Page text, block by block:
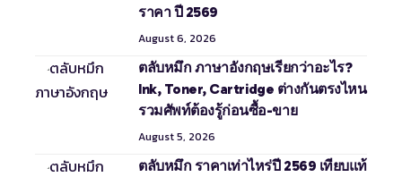
ราคา ปี 2569
August 6, 2026
ตลับหมึก ภาษาอังกฤษเรียกว่าอะไร?
Ink, Toner, Cartridge ต่างกันตรงไหน
รวมศัพท์ต้องรู้ก่อนซื้อ-ขาย
August 5, 2026
ตลับหมึก ราคาเท่าไหร่ปี 2569 เทียบแท้